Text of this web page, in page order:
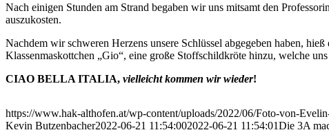
Nach einigen Stunden am Strand begaben wir uns mitsamt den
auszukosten.
Nachdem wir schweren Herzens unsere Schlüssel abgegeben haben,
Klassenmaskottchen „Gio“, eine große Stoffschildkröte hinzu, welche
CIAO BELLA ITALIA, vielleicht kommen wir wieder!
https://www.hak-althofen.at/wp-content/uploads/2022/06/Foto-von-
Kevin Butzenbacher2022-06-21 11:54:002022-06-21 11:54:01Die 3A